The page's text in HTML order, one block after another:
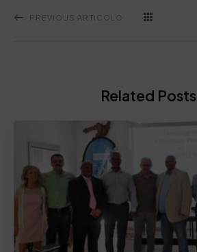
PREVIOUS ARTICOLO
Related Posts